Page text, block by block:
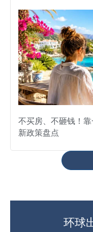
不买房、不砸钱！
新政策盘点
环球